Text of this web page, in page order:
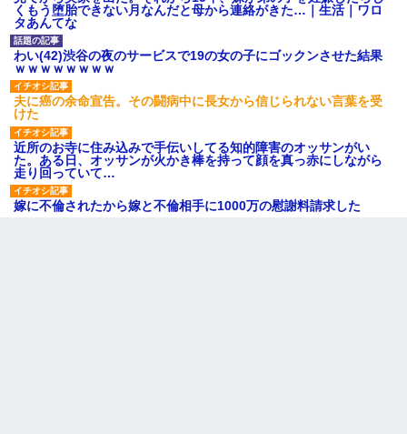
くもう堕胎できない月なんだと母から連絡がきた…｜生活｜ワロ
タあんてな
わい(42)渋谷の夜のサービスで19の女の子にゴックンさせた結果
ｗｗｗｗｗｗｗｗ
夫に癌の余命宣告。その闘病中に長女から信じられない言葉を受
けた
近所のお寺に住み込みで手伝いしてる知的障害のオッサンがい
た。ある日、オッサンが火かき棒を持って顔を真っ赤にしながら
走り回っていて…
嫁に不倫されたから嫁と不倫相手に1000万の慰謝料請求した